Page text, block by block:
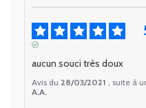
aucun souci très doux
Avis du 28/03/2021 , suite à
A.A.